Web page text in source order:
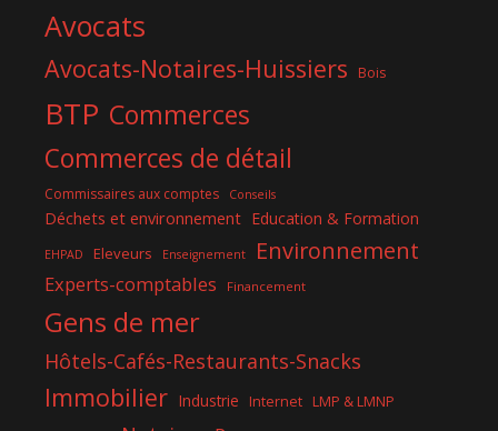
Avocats
Avocats-Notaires-Huissiers Bois
BTP Commerces
Commerces de détail
Commissaires aux comptes Conseils
Déchets et environnement Education & Formation
EHPAD Eleveurs Enseignement Environnement
Experts-comptables Financement
Gens de mer
Hôtels-Cafés-Restaurants-Snacks
Immobilier Industrie Internet LMP & LMNP